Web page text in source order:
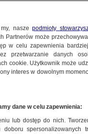
my, naszepodmioty
Partnerów może
w celu zapewnienia
przetwarzanie danych
cookie. Użytkownik może
interes w dowolnym
dane w celu zapewnienia:
lub dostęp do nich.
spersonalizowanych